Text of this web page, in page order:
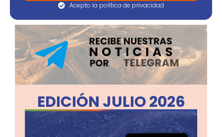
Acepto la política de privacidad
EDICIÓN JULIO 2026